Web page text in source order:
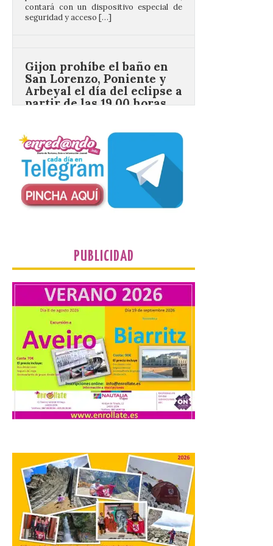
Arbeyal el día del eclipse a
partir de las 19.00 horas.
8 Ago 2026
Incide en que el eclipse se
verá desde múltiples
puntos de la ciudad, por lo
que no será necesario
desplazarse y se
recomienda no acudir a Gijón/Xixón en
coche ni usarlo ese día. Los accesos a
la Campa Torres y La […]
La decimonovena
fotografía de León de…
viaje nos llega desde la
plaza de Oriente en
Madrid
8 Ago 2026
Nueva edición de León
de…viaje. Una iniciativa
organizado por la sección
juvenil de la Asociación
Enróllate, la Asociación
Conceyu País Llionés y el Diario de
Los minerales y sus usos
más comunes centran la
nueva exposición del
Museo de la Siderurgia y
PUBLICIDAD